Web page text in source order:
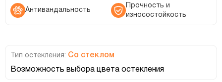
Антивандальность
Прочность и
износостойкость
Тип остекления: Со стеклом
Возможность выбора цвета остекления